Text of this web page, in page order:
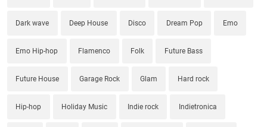
Dark wave Deep House Disco Dream Pop Emo
Emo Hip-hop Flamenco Folk Future Bass
Future House Garage Rock Glam Hard rock
Hip-hop Holiday Music Indie rock Indietronica